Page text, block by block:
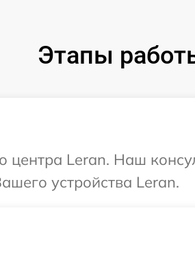
Этапы
центра Leran. Наш
устройства Leran.